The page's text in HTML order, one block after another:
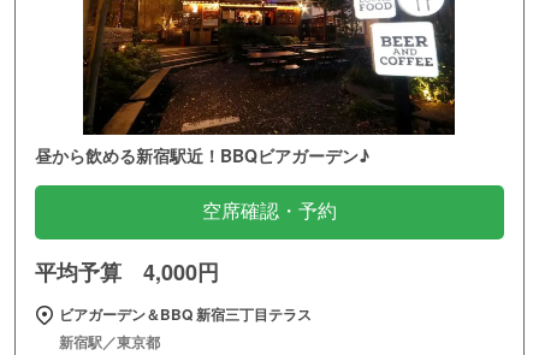
昼から飲める新宿駅近！BBQビアガーデン♪
空席確認・予約
平均予算 4,000円
ビアガーデン＆BBQ 新宿三丁目テラス
新宿駅／東京都